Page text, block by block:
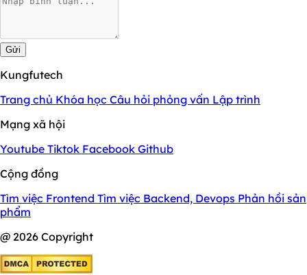
Gửi
Kungfutech
Trang chủ Khóa học Câu hỏi phỏng vấn Lập trình
Mạng xã hội
Youtube Tiktok Facebook Github
Cộng đồng
Tìm việc Frontend Tìm việc Backend, Devops Phản hồi sản
phẩm
@ 2026 Copyright